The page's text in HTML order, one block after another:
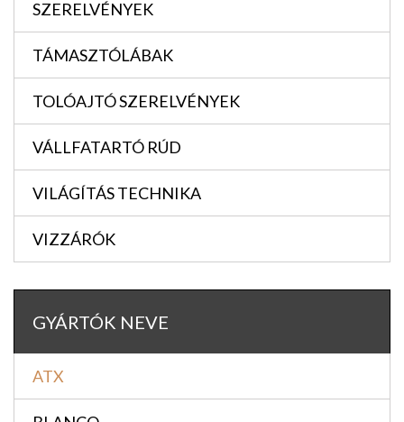
SZERELVÉNYEK
TÁMASZTÓLÁBAK
TOLÓAJTÓ SZERELVÉNYEK
VÁLLFATARTÓ RÚD
VILÁGÍTÁS TECHNIKA
VIZZÁRÓK
GYÁRTÓK NEVE
ATX